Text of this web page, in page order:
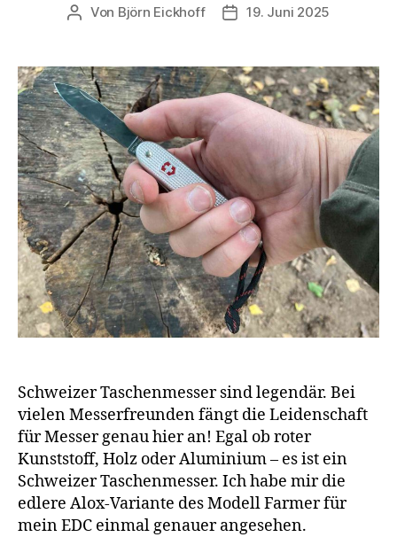
Beitragsautor
Von Björn Eickhoff Veröffentlichungsdatum
19. Juni 2025
Schweizer Taschenmesser sind legendär. Bei
vielen Messerfreunden fängt die Leidenschaft
für Messer genau hier an! Egal ob roter
Kunststoff, Holz oder Aluminium – es ist ein
Schweizer Taschenmesser. Ich habe mir die
edlere Alox-Variante des Modell Farmer für
mein EDC einmal genauer angesehen.